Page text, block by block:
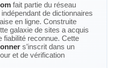
fait partie du réseau
de dictionnaires
en ligne. Construite
galaxie de sites a acquis
fiabilité reconnue. Cette
s’inscrit dans un
et de vérification